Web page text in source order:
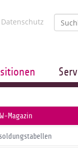
Datenschutz
Magazin